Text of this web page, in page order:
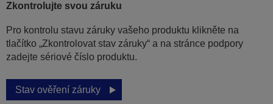
Zkontrolujte svou záruku
Pro kontrolu stavu záruky vašeho produktu klikněte na
tlačítko „Zkontrolovat stav záruky“ a na stránce podpory
zadejte sériové číslo produktu.
Stav ověření záruky